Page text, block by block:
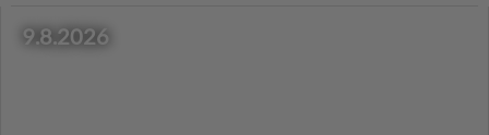
9.8.2026